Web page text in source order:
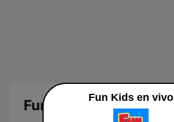
Fun Kids Fun Kids en vivo